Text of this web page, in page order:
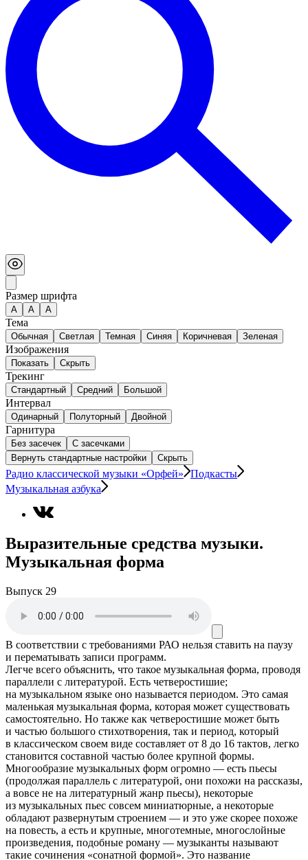
Размер шрифта
А A A
Тема
Обычная Светлая Темная Синяя Коричневая Зеленая
Изображения
Показать Скрыть
Трекинг
Стандартный Средний Большой
Интервал
Одинарный Полуторный Двойной
Гарнитура
Без засечек
С засечками
Вернуть стандартные настройки
Скрыть
Радио классической музыки «Орфей»
Подкасты
Музыкальная азбука
Выразительные средства музыки.
Музыкальная форма
Выпуск 29
В соответствии с требованиями РАО нельзя ставить на паузу
и перематывать записи программ.
Легче всего объяснить, что такое музыкальная форма, проводя
параллели с литературой. Есть четверостишие;
на музыкальном языке оно называется периодом. Это самая
маленькая музыкальная форма, которая может существовать
самостоятельно. Но также как четверостишие может быть
и частью большого стихотворения, так и период, который
в классическом своем виде составляет от 8 до 16 тактов, легко
становится составной частью более крупной формы.
Многообразие музыкальных форм огромно — есть пьесы
(продолжая параллель с литературой, они похожи на рассказы,
а вовсе не на литературный жанр пьесы), некоторые
из музыкальных пьес совсем миниатюрные, а некоторые
обладают развернутым строением — и это уже скорее похоже
на повесть, а есть и крупные, многотемные, многослойные
произведения, подобные роману — музыканты называют
такие сочинения «сонатной формой». Это название